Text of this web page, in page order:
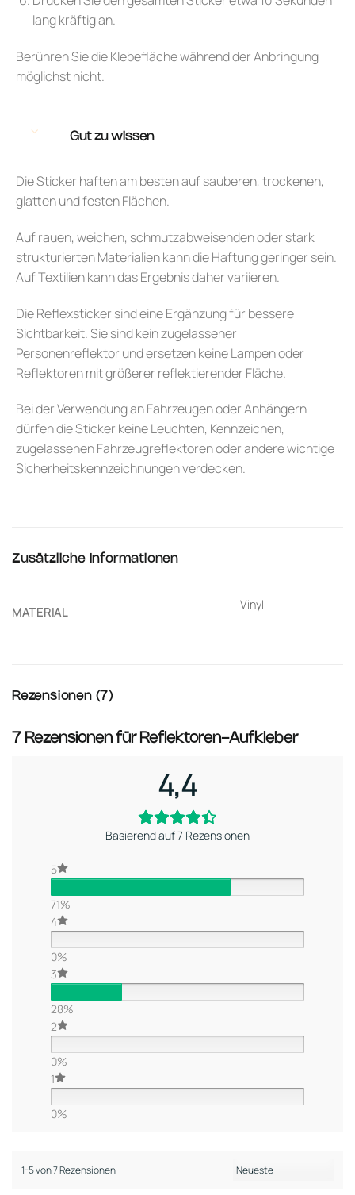
lang kräftig an.
Berühren Sie die Klebefläche während der Anbringung
möglichst nicht.
Gut zu wissen
Die Sticker haften am besten auf sauberen, trockenen,
glatten und festen Flächen.
Auf rauen, weichen, schmutzabweisenden oder stark
strukturierten Materialien kann die Haftung geringer sein.
Auf Textilien kann das Ergebnis daher variieren.
Die Reflexsticker sind eine Ergänzung für bessere
Sichtbarkeit. Sie sind kein zugelassener
Personenreflektor und ersetzen keine Lampen oder
Reflektoren mit größerer reflektierender Fläche.
Bei der Verwendung an Fahrzeugen oder Anhängern
dürfen die Sticker keine Leuchten, Kennzeichen,
zugelassenen Fahrzeugreflektoren oder andere wichtige
Sicherheitskennzeichnungen verdecken.
Zusätzliche Informationen
MATERIAL
Vinyl
Rezensionen (7)
7 Rezensionen für Reflektoren-Aufkleber
4,4
Basierend auf 7 Rezensionen
5
71%
4
0%
3
28%
2
0%
1
0%
1-5 von 7 Rezensionen